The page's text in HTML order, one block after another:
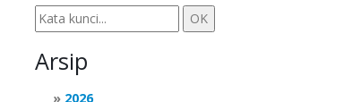
Arsip
2026